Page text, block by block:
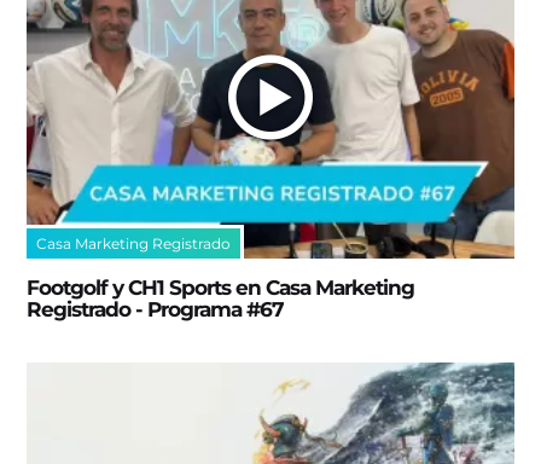
Casa Marketing Registrado
Footgolf y CH1 Sports en Casa Marketing
Registrado - Programa #67